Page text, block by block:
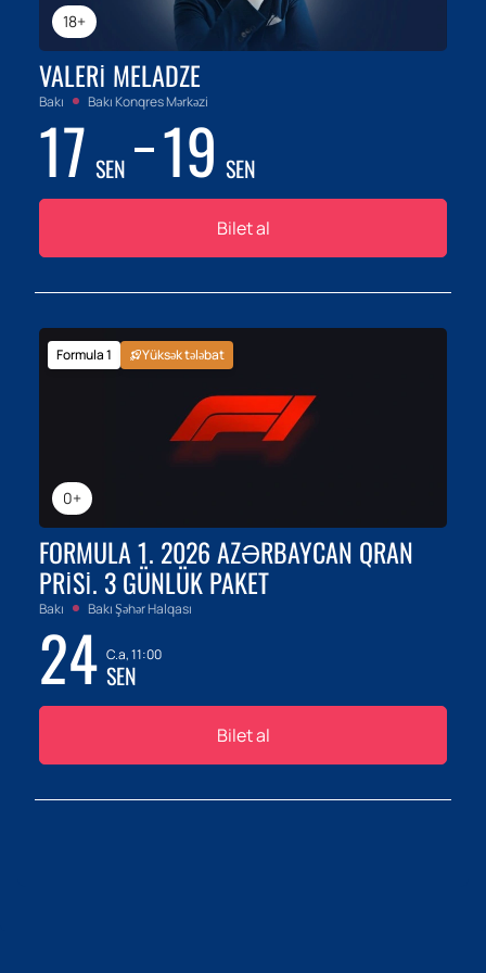
18+
VALERI MELADZE
Bakı Bakı Konqres Mərkəzi
17 SEN 19 SEN
Bilet al
0+
Formula 1 Yüksək tələbat
FORMULA 1. 2026 AZƏRBAYCAN QRAN
PRISI. 3 GÜNLÜK PAKET
Bakı Bakı Şəhər Halqası
24 C.a, 11:00
SEN
Bilet al